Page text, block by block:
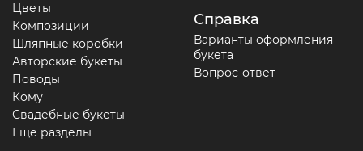
Цветы
Композиции
Шляпные коробки
Авторские букеты
Поводы
Кому
Свадебные букеты
Еще разделы
Справка
Варианты оформления
букета
Вопрос-ответ